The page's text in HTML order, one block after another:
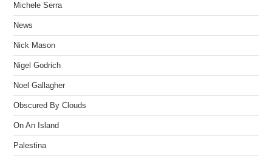
Michele Serra
News
Nick Mason
Nigel Godrich
Noel Gallagher
Obscured By Clouds
On An Island
Palestina